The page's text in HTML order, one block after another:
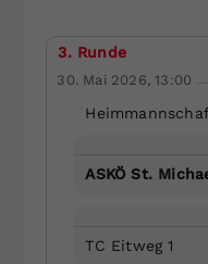
3. Runde
30. Mai 2026, 13:00
ASKÖ St.
TC Eitweg 1